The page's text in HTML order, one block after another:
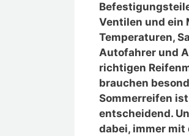
Ventilen und ein
Temperaturen,
Autofahrer und
richtigen
brauchen
Sommerreifen
entscheidend.
dabei, immer